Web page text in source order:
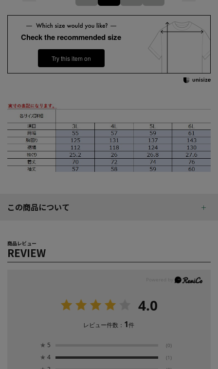
Check the recommended size
Try this item on
この商品について
商品レビュー
REVIEW
4.0
レビュー件数： 1件
★ 5 (0)
★ 4 (1)